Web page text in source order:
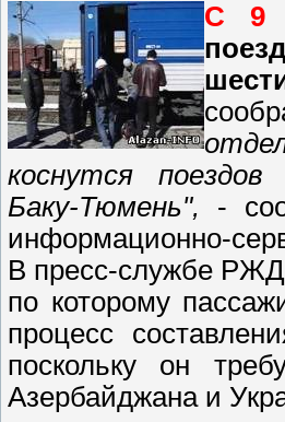
С 9
коснутся поездов
Баку-Тюмень", -
информационно-
В пресс-службе РЖД
по которому
процесс
поскольку он
Азербайджана и